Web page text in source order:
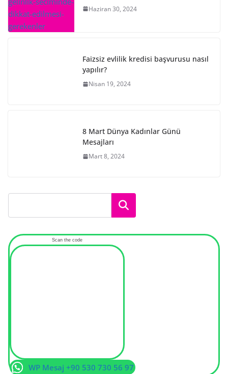
Haziran 30, 2024
Faizsiz evlilik kredisi başvurusu nasıl
yapılır?
Nisan 19, 2024
8 Mart Dünya Kadınlar Günü
Mesajları
Mart 8, 2024
Ara
Scan the code
WP Mesaj +90 530 730 56 97